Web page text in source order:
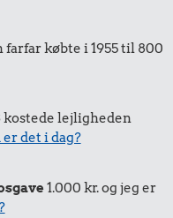
i 2025
farfar købte i 1955 til 800
kostede lejligheden
er det i dag?
1.000 kr. og jeg er